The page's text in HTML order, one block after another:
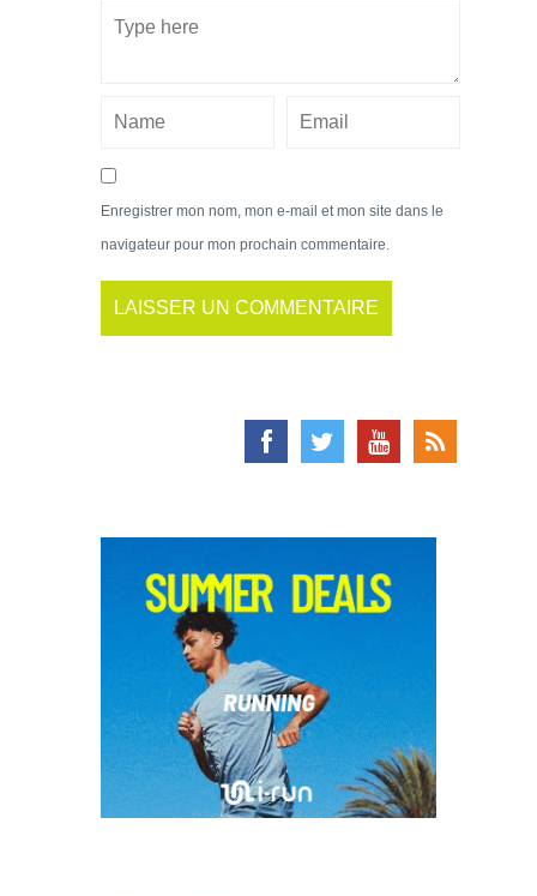
Enregistrer mon nom, mon e-mail et mon site dans le
navigateur pour mon prochain commentaire.